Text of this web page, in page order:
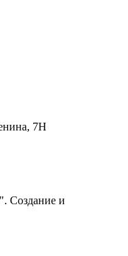
7Н
Создание и